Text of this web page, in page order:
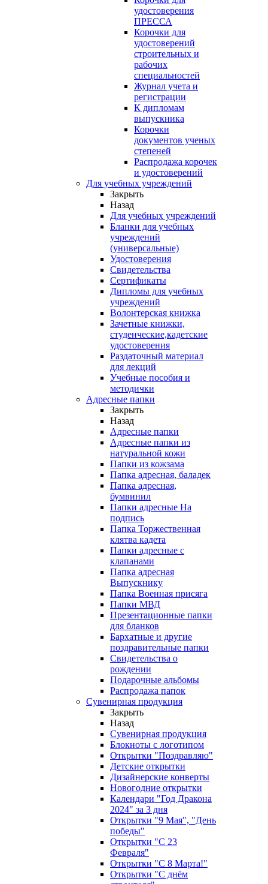
удостоверения
ПРЕССА
Корочки для
удостоверений
строительных и
рабочих
специальностей
Журнал учета и
регистрации
К дипломам
выпускника
Корочки
документов ученых
степеней
Распродажа корочек
и удостоверений
Для учебных учреждений
Закрыть
Назад
Для учебных учреждений
Бланки для учебных
учреждений
(универсальные)
Удостоверения
Свидетельства
Сертификаты
Дипломы для учебных
учреждений
Волонтерская книжка
Зачетные книжки,
студенческие,кадетские
удостоверения
Раздаточный материал
для лекций
Учебные пособия и
методички
Адресные папки
Закрыть
Назад
Адресные папки
Адресные папки из
натуральной кожи
Папки из кожзама
Папка адресная, баладек
Папка адресная,
бумвинил
Папки адресные На
подпись
Папка Торжественная
клятва кадета
Папки адресные с
клапанами
Папка адресная
Выпускнику
Папка Военная присяга
Папки МВД
Презентационные папки
для бланков
Бархатные и другие
поздравительные папки
Свидетельства о
рождении
Подарочные альбомы
Распродажа папок
Сувенирная продукция
Закрыть
Назад
Сувенирная продукция
Блокноты с логотипом
Открытки "Поздравляю"
Детские открытки
Дизайнерские конверты
Новогодние открытки
Календари "Год Дракона
2024" за 3 дня
Открытки "9 Мая", "День
победы"
Открытки "С 23
Февраля"
Открытки "С 8 Марта!"
Открытки "С днём